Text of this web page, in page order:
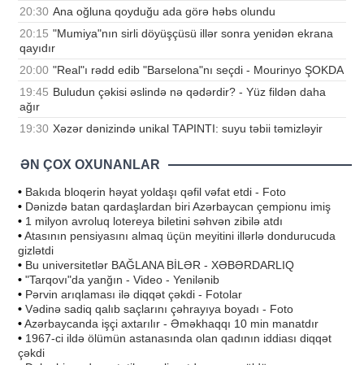
20:30 Ana oğluna qoyduğu ada görə həbs olundu
20:15 "Mumiya"nın sirli döyüşçüsü illər sonra yenidən ekrana
qayıdır
20:00 "Real"ı rədd edib "Barselona"nı seçdi - Mourinyo ŞOKDA
19:45 Buludun çəkisi əslində nə qədərdir? - Yüz fildən daha
ağır
19:30 Xəzər dənizində unikal TAPINTI: suyu təbii təmizləyir
ƏN ÇOX OXUNANLAR
• Bakıda bloqerin həyat yoldaşı qəfil vəfat etdi - Foto
• Dənizdə batan qardaşlardan biri Azərbaycan çempionu imiş
• 1 milyon avroluq lotereya biletini səhvən zibilə atdı
•Atasının pensiyasını almaq üçün meyitini illərlə dondurucuda
gizlətdi
• Bu universitetlər BAĞLANA BİLƏR - XƏBƏRDARLIQ
• "Tarqovı"da yanğın - Video - Yenilənib
• Pərvin arıqlaması ilə diqqət çəkdi - Fotolar
• Vədinə sadiq qalıb saçlarını çəhrayıya boyadı - Foto
•Azərbaycanda işçi axtarılır - Əməkhaqqı 10 min manatdır
• 1967-ci ildə ölümün astanasında olan qadının iddiası diqqət
çəkdi